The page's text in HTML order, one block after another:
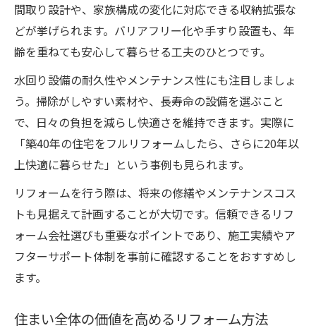
間取り設計や、家族構成の変化に対応できる収納拡張な
どが挙げられます。バリアフリー化や手すり設置も、年
齢を重ねても安心して暮らせる工夫のひとつです。
水回り設備の耐久性やメンテナンス性にも注目しましょ
う。掃除がしやすい素材や、長寿命の設備を選ぶこと
で、日々の負担を減らし快適さを維持できます。実際に
「築40年の住宅をフルリフォームしたら、さらに20年以
上快適に暮らせた」という事例も見られます。
リフォームを行う際は、将来の修繕やメンテナンスコス
トも見据えて計画することが大切です。信頼できるリフ
ォーム会社選びも重要なポイントであり、施工実績やア
フターサポート体制を事前に確認することをおすすめし
ます。
住まい全体の価値を高めるリフォーム方法